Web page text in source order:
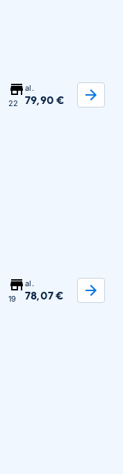
22
al.
79,90 €
19
al.
78,07 €